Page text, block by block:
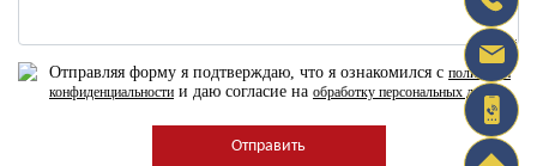
Отправляя форму я подтверждаю, что я ознакомился с политикой
конфиденциальности и даю согласие на обработку персональных данных